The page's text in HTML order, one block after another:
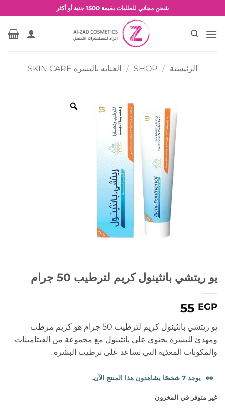
للمحتوى
شحن مجاني للطلبات بقيمة 1500 جنية أو أكثر
عروض وخصومات حصرية
الرئيسية /
SHOP
/ العنايه بالبشره SKIN CARE
يو ريتشي بانثينول كريم لترطيب 50 جرام
55 EGP
يو ريتشي بانثينول كريم لترطيب 50 جرام هو كريم مرطب
ومهدئ للبشرة يحتوي على بانثينول مع مجموعة من الفيتامينات
والمكونات المغذية التي تساعد على ترطيب البشرة .
👀 يوجد 7 شخصًا يشاهدون هذا المنتج الآن.
غير متوفر في المخزون